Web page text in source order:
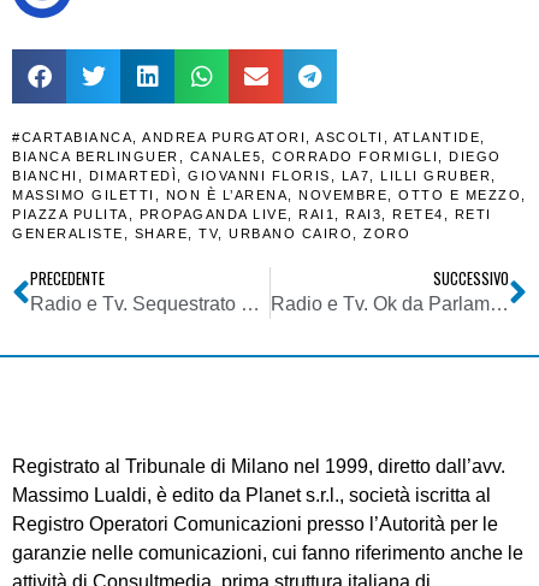
#CARTABIANCA, ANDREA PURGATORI , ASCOLTI , ATLANTIDE,
BIANCA BERLINGUER , CANALE5, CORRADO FORMIGLI ,
DIEGO
BIANCHI
, DIMARTEDÌ , GIOVANNI FLORIS , LA7, LILLI GRUBER,
MASSIMO GILETTI , NON È L’ARENA, NOVEMBRE, OTTO E MEZZO ,
PIAZZA PULITA, PROPAGANDA LIVE, RAI1, RAI3, RETE4 ,
RETI
GENERALISTE , SHARE, TV, URBANO CAIRO , ZORO
PRECEDENTE
Radio e Tv. Sequestrato sito Torricelle Verona su disposizione della Procura
SUCCESSIVO
Radio e Tv. Ok da Parlamento UE a negoziati per news radio e tv online extraconfine
Registrato al Tribunale di Milano nel 1999, diretto dall’avv.
Massimo Lualdi, è edito da Planet s.r.l., società iscritta al
Registro Operatori Comunicazioni presso l’Autorità per le
garanzie nelle comunicazioni, cui fanno riferimento anche le